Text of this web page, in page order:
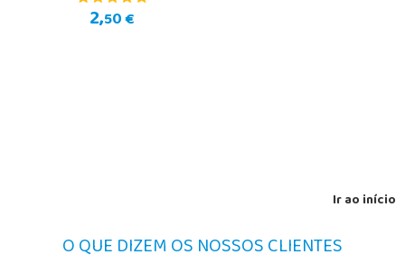
2,50 €
Ir ao início
O QUE DIZEM OS NOSSOS CLIENTES